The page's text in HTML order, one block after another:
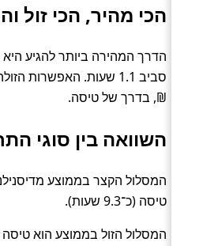
הכי מהיר, הכי זול
הדרך המהירה ביותר להגיע
₪, בדרך של טיסה.
השוואה בין סוגי
המסלול הקצר בממוצע
טיסה (כ־9.3 שעות).
המסלול הזול בממוצע הוא טיסה